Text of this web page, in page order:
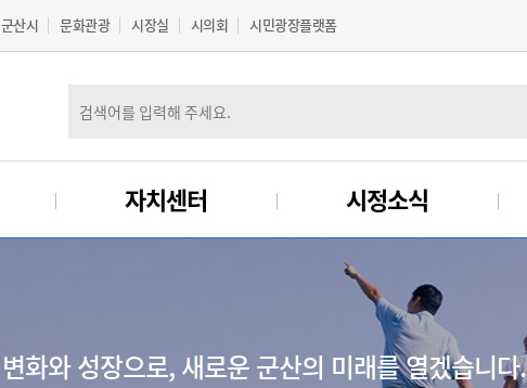
군산시 문화관광 시장실 시의회 시민광장플랫폼
자치센터 시정소식
변화와 성장으로, 새로운 군산의 미래를 열겠습니다.